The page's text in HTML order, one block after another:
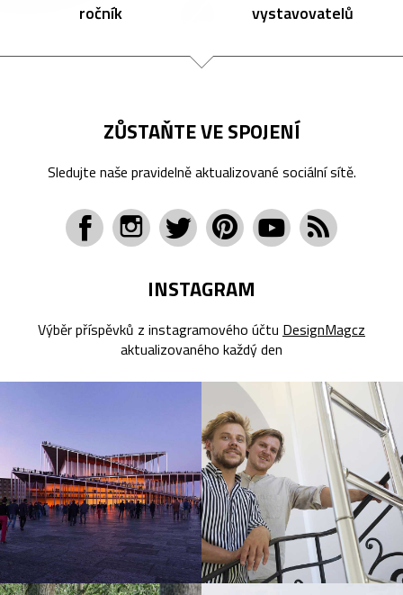
ročník vystavovatelů
ZŮSTAŇTE VE SPOJENÍ
Sledujte naše pravidelně aktualizované sociální sítě.
INSTAGRAM
Výběr příspěvků z instagramového účtu DesignMagcz
aktualizovaného každý den